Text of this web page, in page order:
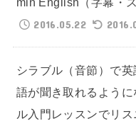
2016.05.22
シラブル（音節）で
語が聞き取れるよう
ル入門レッスンでリ